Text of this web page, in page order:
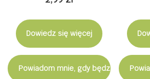
Dowiedz się więcej
Powiadom mnie, gdy będzie